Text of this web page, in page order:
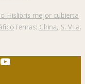
Hislibris mejor cubierta
Temas: China, S. VI a.